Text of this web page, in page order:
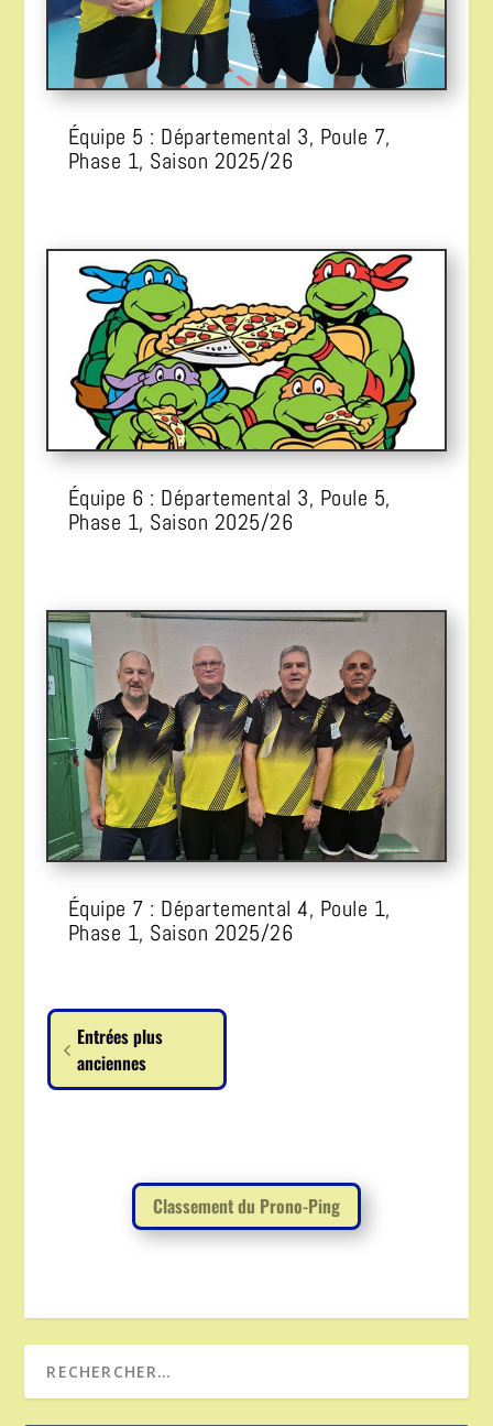
Équipe 5 : Départemental 3, Poule 7,
Phase 1, Saison 2025/26
Équipe 6 : Départemental 3, Poule 5,
Phase 1, Saison 2025/26
Équipe 7 : Départemental 4, Poule 1,
Phase 1, Saison 2025/26
Entrées plus
anciennes
Classement du Prono-Ping